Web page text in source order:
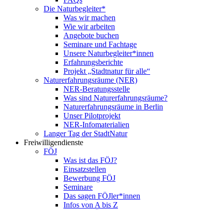
Die Naturbegleiter*
Was wir machen
Wie wir arbeiten
Angebote buchen
Seminare und Fachtage
Unsere Naturbegleiter*innen
Erfahrungsberichte
Projekt „Stadtnatur für alle“
Naturerfahrungsräume (NER)
NER-Beratungsstelle
Was sind Naturerfahrungsräume?
Naturerfahrungsräume in Berlin
Unser Pilotprojekt
NER-Infomaterialien
Langer Tag der StadtNatur
Freiwilligendienste
FÖJ
Was ist das FÖJ?
Einsatzstellen
Bewerbung FÖJ
Seminare
Das sagen FÖJler*innen
Infos von A bis Z